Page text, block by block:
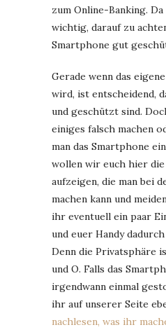
zum Online-Banking.
wichtig, darauf zu
Smartphone gut
Gerade wenn das
wird, ist entscheidend,
und geschützt sind.
einiges falsch machen
man das Smartphone
wollen wir euch hier
aufzeigen, die man bei
machen kann und
ihr eventuell ein paar
und euer Handy
Denn die Privatsphäre
und O. Falls das
irgendwann einmal
ihr auf unserer Seite
nachlesen, was ihr